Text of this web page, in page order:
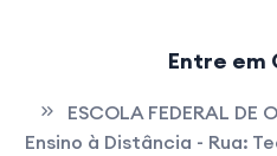
Entre em
ESCOLA FEDERAL DE
Ensino à Distância - Rua: